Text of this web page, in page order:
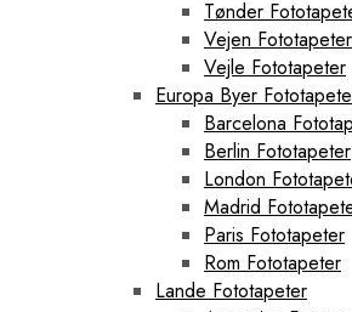
Tønder
Vejen Fototapeter
Vejle Fototapeter
Europa Byer
Barcelona
Berlin Fototapeter
London
Madrid
Paris Fototapeter
Rom Fototapeter
Lande Fototapeter